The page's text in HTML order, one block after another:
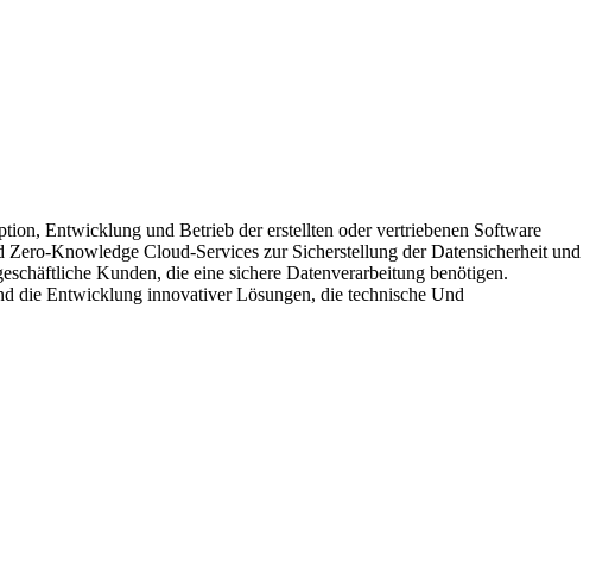
Entwicklung und Betrieb der erstellten oder vertriebenen Software
Knowledge Cloud-Services zur Sicherstellung der Datensicherheit und
Kunden, die eine sichere Datenverarbeitung benötigen.
die Entwicklung innovativer Lösungen, die technische Und